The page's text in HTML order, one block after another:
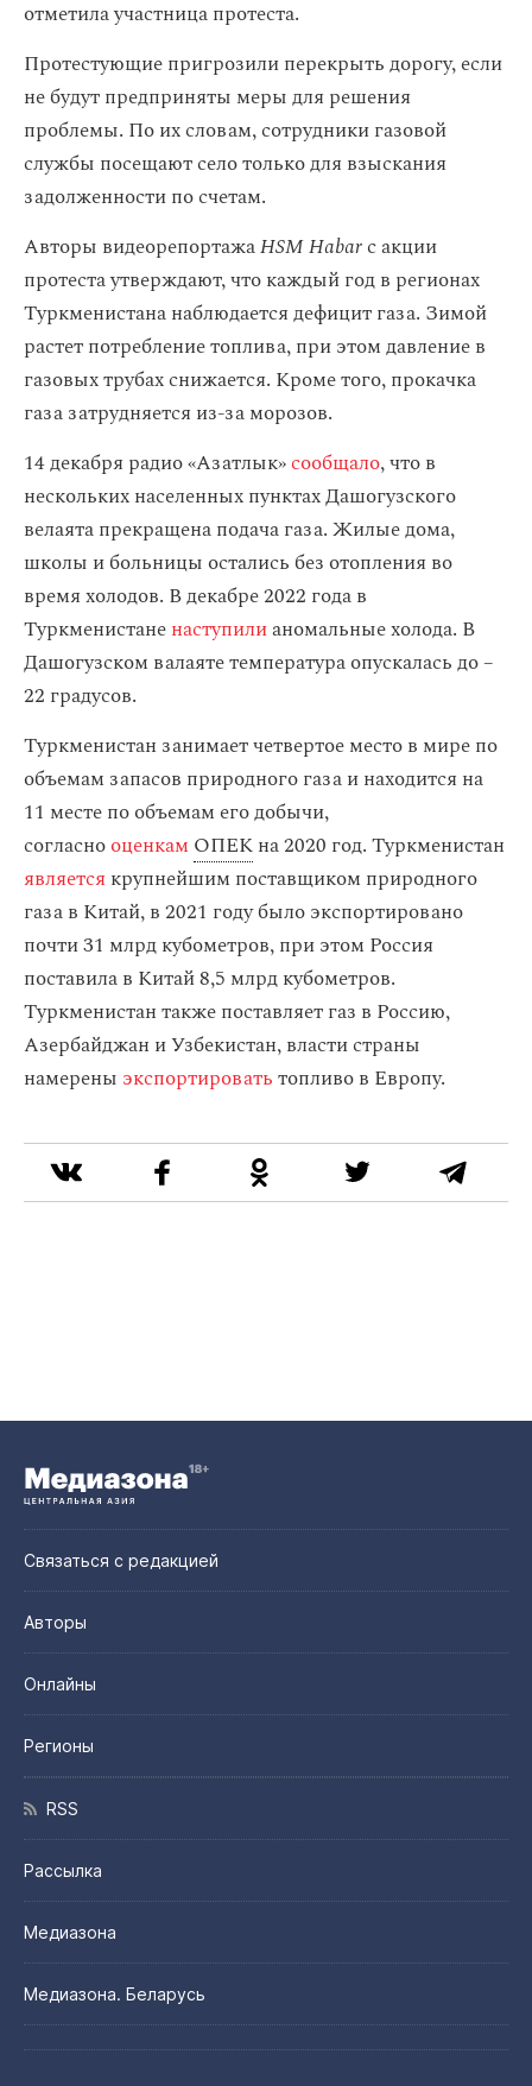
отметила участница протеста.
Протестующие пригрозили перекрыть дорогу, если
не будут предприняты меры для решения
проблемы. По их словам, сотрудники газовой
службы посещают село только для взыскания
задолженности по счетам.
Авторы видеорепортажаHSM Habarс акции
протеста утверждают, что каждый год в регионах
Туркменистана наблюдается дефицит газа. Зимой
растет потребление топлива, при этом давление в
газовых трубах снижается. Кроме того, прокачка
газа затрудняется из-за морозов.
14 декабря радио «Азатлык»сообщало, что в
нескольких населенных пунктах Дашогузского
велаята прекращена подача газа. Жилые дома,
школы и больницы остались без отопления во
время холодов. В декабре 2022 года в
Туркменистаненаступилианомальные холода. В
Дашогузском валаяте температура опускалась до –
22 градусов.
Туркменистан занимает четвертое место в мире по
объемам запасов природного газа и находится на
11 месте по объемам его добычи,
согласнооценкам ОПЕКна 2020 год. Туркменистан
является крупнейшим поставщиком природного
газа в Китай, в 2021 году было экспортировано
почти 31 млрд кубометров, при этом Россия
поставила в Китай 8,5 млрд кубометров.
Туркменистан также поставляет газ в Россию,
Азербайджан и Узбекистан, власти страны
намерены экспортироватьтопливо в Европу.
Связаться с редакцией
Авторы
Онлайны
Регионы
RSS
Рассылка
Медиазона
Медиазона. Беларусь